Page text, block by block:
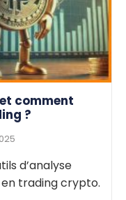
comment
?
d’analyse
trading crypto.